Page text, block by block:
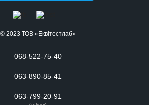
© 2023 ТОВ «Еквітестлаб»
068-522-75-40
063-890-85-41
063-799-20-91